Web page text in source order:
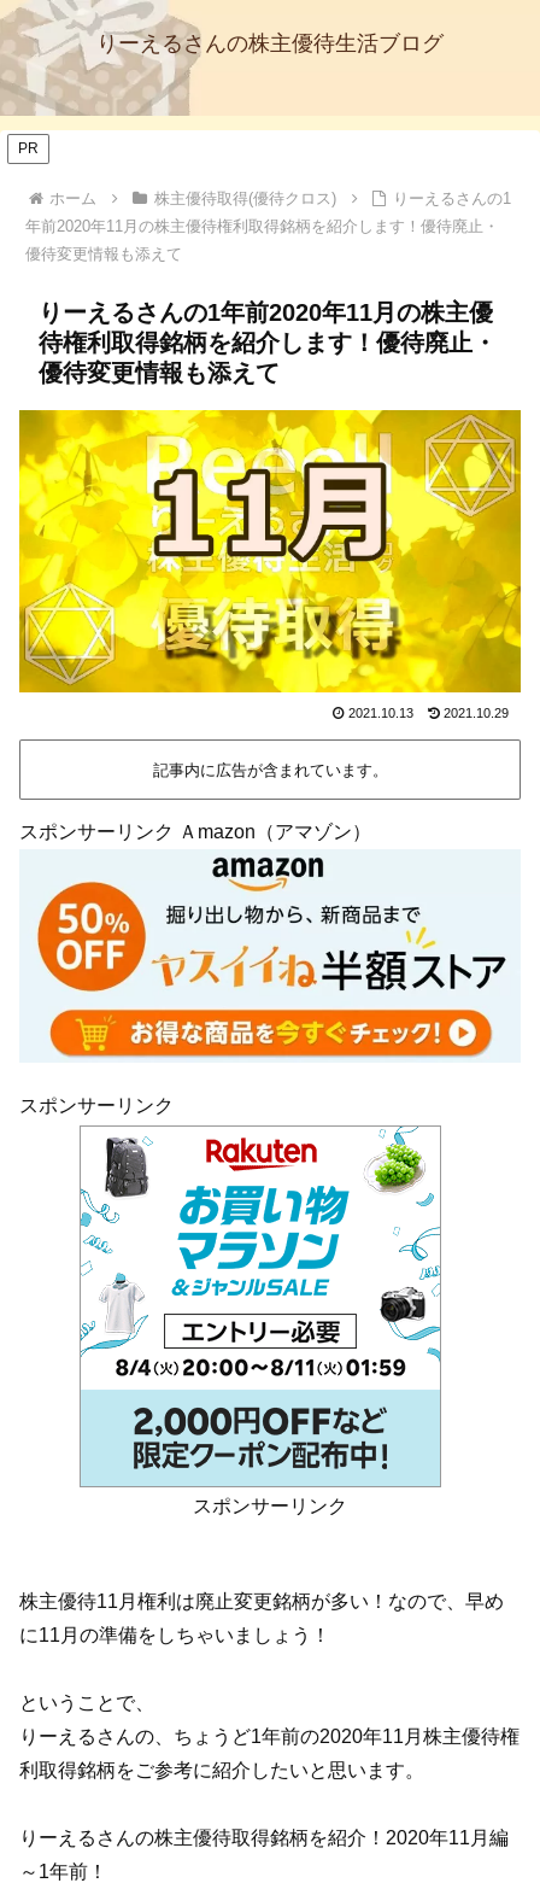
りーえるさんの株主優待生活ブログ
PR
ホーム 株主優待取得(優待クロス)
りーえるさんの1
年前2020年11月の株主優待権利取得銘柄を紹介します！優待廃止・
優待変更情報も添えて
りーえるさんの1年前2020年11月の株主優
待権利取得銘柄を紹介します！優待廃止・
優待変更情報も添えて
2021.10.13 2021.10.29
記事内に広告が含まれています。
スポンサーリンク Ａmazon（アマゾン）
スポンサーリンク
スポンサーリンク
株主優待11月権利は廃止変更銘柄が多い！なので、早め
に11月の準備をしちゃいましょう！
ということで、
りーえるさんの、ちょうど1年前の2020年11月株主優待権
利取得銘柄をご参考に紹介したいと思います。
りーえるさんの株主優待取得銘柄を紹介！2020年11月編
～1年前！